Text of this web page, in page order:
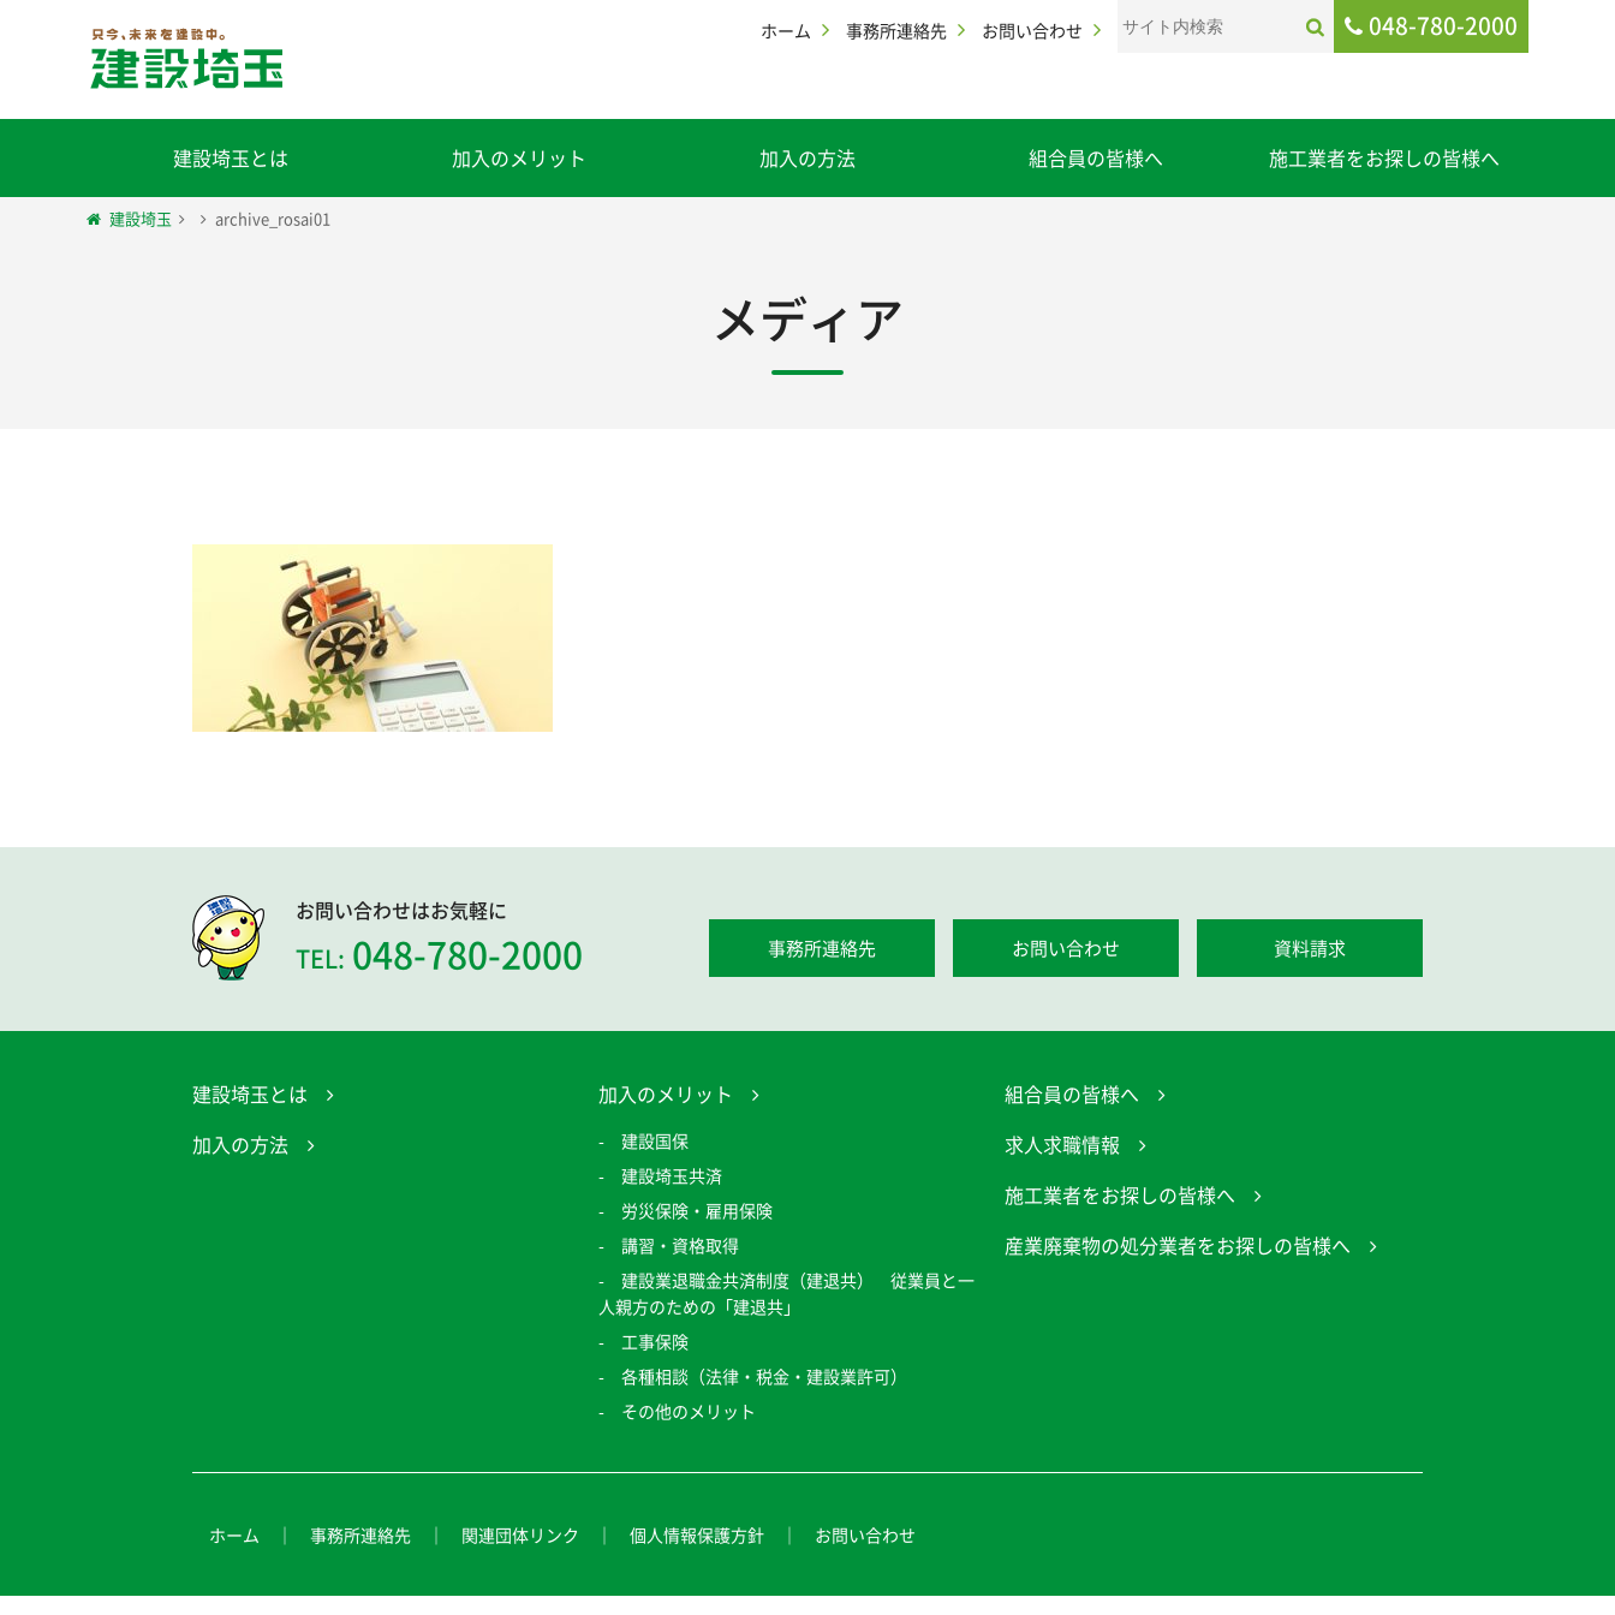
ホーム 事務所連絡先 お問い合わせ 048-780-2000
建設埼玉とは 加入のメリット 加入の方法 組合員の皆様へ 施工業者をお探しの皆様へ
建設埼玉 archive_rosai01
メディア
お問い合わせはお気軽に
TEL: 048-780-2000 事務所連絡先 お問い合わせ 資料請求
建設埼玉とは
加入の方法
加入のメリット
建設国保
建設埼玉共済
労災保険・雇用保険
講習・資格取得
建設業退職金共済制度（建退共） 従業員と一
人親方のための「建退共」
工事保険
各種相談（法律・税金・建設業許可）
その他のメリット
組合員の皆様へ
求人求職情報
施工業者をお探しの皆様へ
産業廃棄物の処分業者をお探しの皆様へ
ホーム 事務所連絡先 関連団体リンク 個人情報保護方針 お問い合わせ